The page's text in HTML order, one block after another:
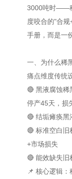
3000吨时——
度咬合的"合
手册，而是一
一、为什么稀
痛点维度传统
🔴 黑液腐蚀稀
停产45天，损
🔴 结垢瘫痪黑
🔴 标准空白
+市场损失
🔴 能效缺失
📌 核心逻辑